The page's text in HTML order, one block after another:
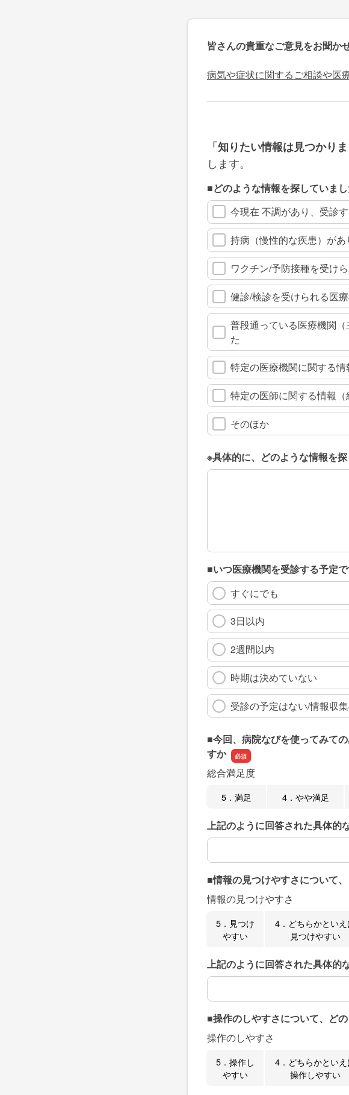
皆さんの貴重なご意見をお聞か
病気や症状に関するご相談や医
「知りたい情報は見つかりま
します。
■どのような情報を探していまし
今現在 不調があり、受診
持病（慢性的な疾患）が
ワクチン/予防接種を受け
健診/検診を受けられる医
普段通っている医療機関
た
特定の医療機関に関する
特定の医師に関する情報
そのほか
※具体的に、どのような情報を
※具体的に、どのような情報を探
■いつ医療機関を受診する予定
すぐにでも
3日以内
2週間以内
時期は決めていない
受診の予定はない/情報収
■今回、病院なびを使ってみて
すか
総合満足度
5．満足 4．やや満足
上記のように回答された具体的
上記のように回答された具体的
■情報の見つけやすさについて
情報の見つけやすさ
5．見つけ
やすい
4．どちらかとい
見つけやすい
上記のように回答された具体的
上記のように回答された具体的
■操作のしやすさについて、ど
操作のしやすさ
5．操作し
やすい
4．どちらかとい
操作しやすい